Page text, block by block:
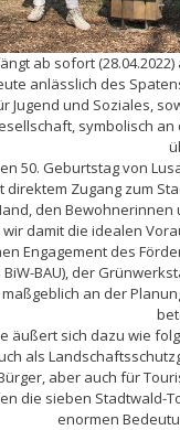
ab sofort
anlässlich des
Jugend und Soziales,
symbolisch
50. Geburtstag von
Zugang zum
den
damit die idealen
Engagement des
BAU), der
maßgeblich an der
äußert sich dazu wie
als
aber auch für
die sieben Stadtwald-
enormen